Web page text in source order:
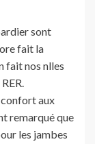
sont
fait la
fait nos nlles
confort aux
remarqué que
les jambes